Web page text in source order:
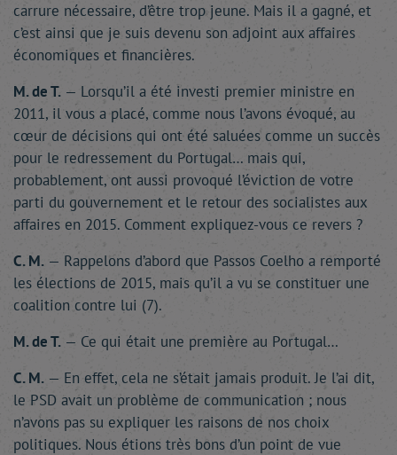
carrure nécessaire, d’être trop jeune. Mais il a gagné, et
c’est ainsi que je suis devenu son adjoint aux affaires
économiques et financières.
M. de T. — Lorsqu’il a été investi premier ministre en
2011, il vous a placé, comme nous l’avons évoqué, au
cœur de décisions qui ont été saluées comme un succès
pour le redressement du Portugal… mais qui,
probablement, ont aussi provoqué l’éviction de votre
parti du gouvernement et le retour des socialistes aux
affaires en 2015. Comment expliquez-vous ce revers ?
C. M. — Rappelons d’abord que Passos Coelho a remporté
les élections de 2015, mais qu’il a vu se constituer une
coalition contre lui (7).
M. de T. — Ce qui était une première au Portugal…
C. M. — En effet, cela ne s’était jamais produit. Je l’ai dit,
le PSD avait un problème de communication ; nous
n’avons pas su expliquer les raisons de nos choix
politiques. Nous étions très bons d’un point de vue